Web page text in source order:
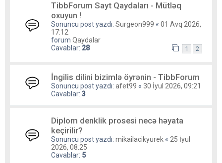
TibbForum Sayt Qaydaları - Mütləq
oxuyun !
Sonuncu post yazdı: Surgeon999 « 01 Avq 2026,
17:12
forum Qaydalar
Cavablar: 28 1 2
İngilis dilini bizimlə öyrənin - TibbForum
Sonuncu post yazdı: afet99 « 30 İyul 2026, 09:21
Cavablar: 3
Diplom denklik prosesi necə həyata
keçirilir?
Sonuncu post yazdı: mikailacikyurek « 25 İyul
2026, 08:25
Cavablar: 5